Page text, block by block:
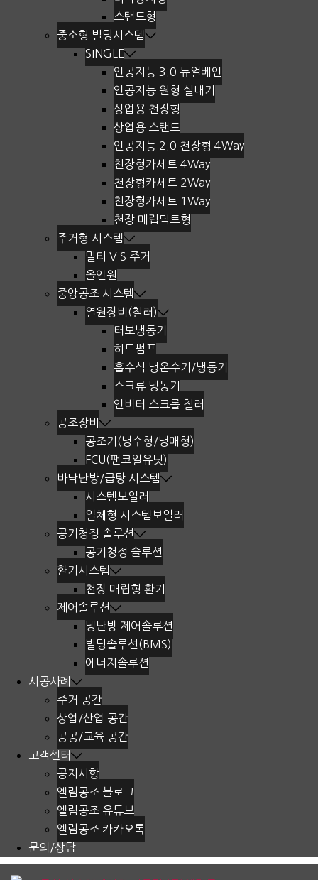
스탠드형
중소형 빌딩시스템
SINGLE
인공지능 3.0 듀얼베인
인공지능 원형 실내기
상업용 천장형
상업용 스탠드
인공지능 2.0 천장형 4Way
천장형카세트 4Way
천장형카세트 2Way
천장형카세트 1Way
천장 매립덕트형
주거형 시스템
멀티 V S 주거
올인원
중앙공조 시스템
열원장비(칠러)
터보냉동기
히트펌프
흡수식 냉온수기/냉동기
스크류 냉동기
인버터 스크롤 칠러
공조장비
공조기(냉수형/냉매형)
FCU(팬코일유닛)
바닥난방/급탕 시스템
시스템보일러
일체형 시스템보일러
공기청정 솔루션
공기청정 솔루션
환기시스템
천장 매립형 환기
제어솔루션
냉난방 제어솔루션
빌딩솔루션(BMS)
에너지솔루션
시공사례
주거 공간
상업/산업 공간
공공/교육 공간
고객센터
공지사항
엘림공조 블로그
엘림공조 유튜브
엘림공조 카카오톡
문의/상담